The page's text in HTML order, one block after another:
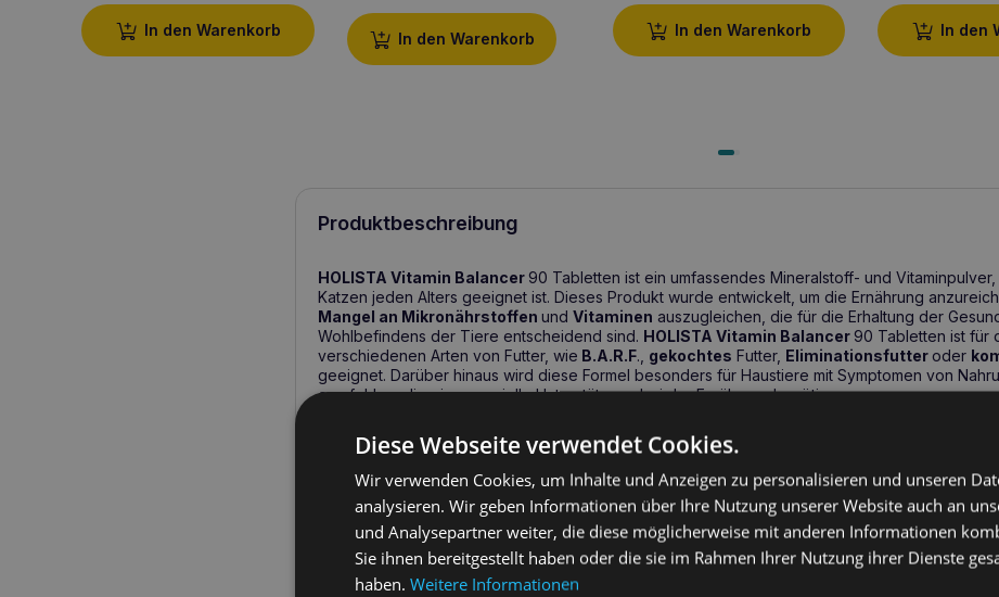
In den Warenkorb In den Warenkorb In den Warenkorb In den
Produktbeschreibung
HOLISTA Vitamin Balancer90 Tabletten ist ein umfassendes Mineralstoff- und
Katzen jeden Alters geeignet ist. Dieses Produkt wurde entwickelt, um die Ernährung
Mangel an Mikronährstoffen und Vitaminen auszugleichen, die für die Erhaltung der
Wohlbefindens der Tiere entscheidend sind. HOLISTA Vitamin Balancer90 Tabletten ist für
verschiedenen Arten von Futter, wie B.A.R.F., gekochtes Futter, Eliminationsfutter oder
geeignet. Darüber hinaus wird diese Formel besonders für Haustiere mit Symptomen von
empfohlen, die eine spezielle Unterstützung bei der Ernährung benötigen.
Wichtigste gesundheitliche Vorteile
Gleicht Vitamin- und Mikronährstoffdefizite aus und unterstützt die Gesundheit auf
Ideal für Hunde und Katzen, die B.A.R.F., gekochte Nahrung, Ausschlussdiäten und
nehmen.
Hilft, eine gesunde Haut und ein gesundes Fell zu erhalten, was besonders für Haustiere
Nahrungsmittelallergien wichtig ist.
Diese Webseite verwendet Cookies.
Wir verwenden Cookies, um Inhalte und Anzeigen zu personalisieren und unseren
analysieren. Wir geben Informationen über Ihre Nutzung unserer Website auch an
und Analysepartner weiter, die diese möglicherweise mit anderen Informationen
Sie ihnen bereitgestellt haben oder die sie im Rahmen Ihrer Nutzung ihrer Dienste
haben. Weitere Informationen